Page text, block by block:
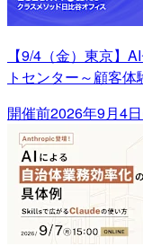
【9/4（金）東京】
トセンター～顧客
開催前2026年9月4